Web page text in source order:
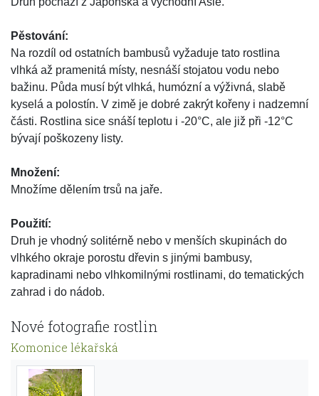
Pěstování:
Na rozdíl od ostatních bambusů vyžaduje tato rostlina
vlhká až pramenitá místy, nesnáší stojatou vodu nebo
bažinu. Půda musí být vlhká, humózní a výživná, slabě
kyselá a polostín. V zimě je dobré zakrýt kořeny i nadzemní
části. Rostlina sice snáší teplotu i -20°C, ale již při -12°C
bývají poškozeny listy.
Množení:
Množíme dělením trsů na jaře.
Použití:
Druh je vhodný solitérně nebo v menších skupinách do
vlhkého okraje porostu dřevin s jinými bambusy,
kapradinami nebo vlhkomilnými rostlinami, do tematických
zahrad i do nádob.
Nové fotografie rostlin
Komonice lékařská